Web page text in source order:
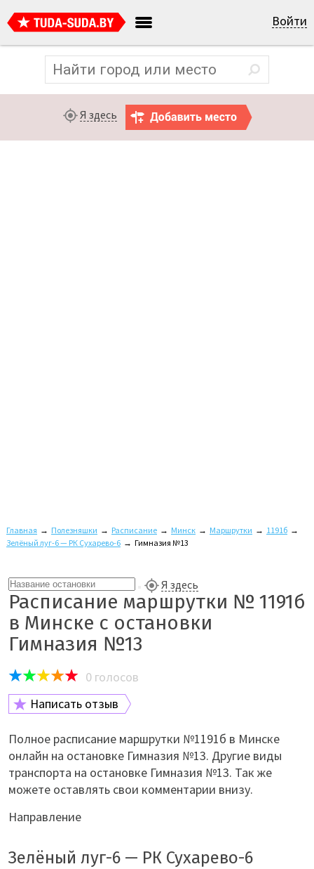
Войти
Я здесь
Главная → Полезняшки → Расписание → Минск → Маршрутки → 1191б →
Зелёный луг-6 — РК Сухарево-6 → Гимназия №13
Я здесь
Расписание маршрутки № 1191б
в Минске с остановки
Гимназия №13
0 голосов
Написать отзыв
Полное расписание маршрутки №1191б в Минске
онлайн на остановке Гимназия №13. Другие виды
транспорта на остановке Гимназия №13. Так же
можете оставлять свои комментарии внизу.
Направление
Зелёный луг-6 — РК Сухарево-6